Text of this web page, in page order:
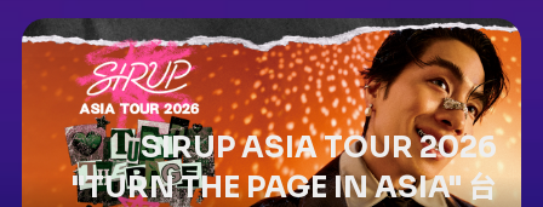
SIRUP ASIA TOUR 2026
"TURN THE PAGE IN ASIA" 台